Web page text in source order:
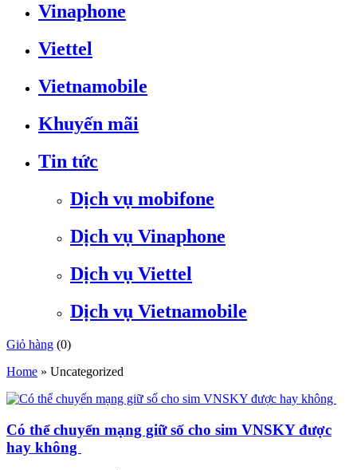
Vinaphone
Viettel
Vietnamobile
Khuyến mãi
Tin tức
Dịch vụ mobifone
Dịch vụ Vinaphone
Dịch vụ Viettel
Dịch vụ Vietnamobile
Giỏ hàng (0)
Home » Uncategorized
Có thể chuyển mạng giữ số cho sim VNSKY được
hay không